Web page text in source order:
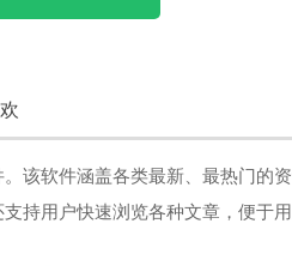
该软件涵盖各类最新、最热门的
持用户快速浏览各种文章，便于